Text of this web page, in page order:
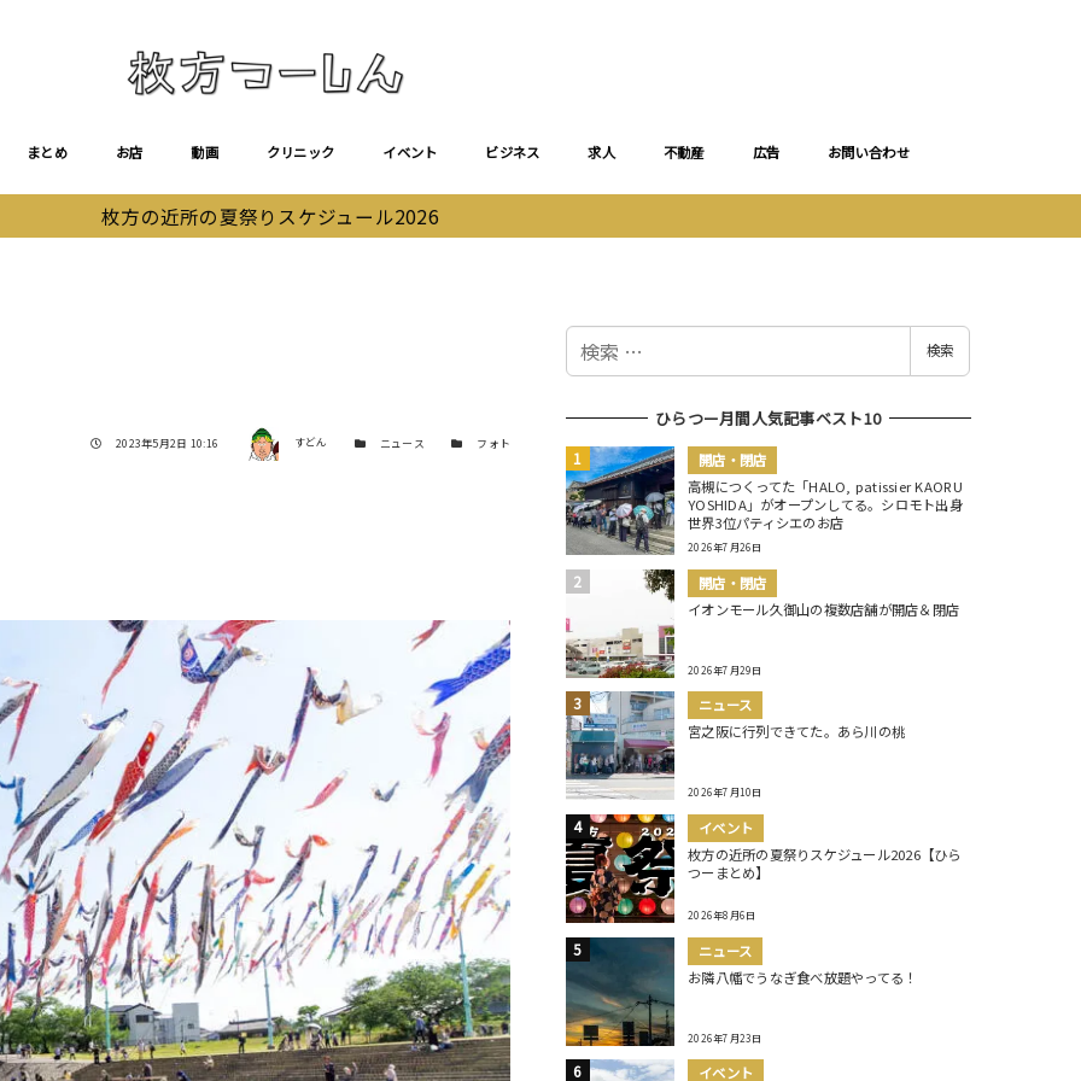
まとめ お店 動画 クリニック イベント ビジネス 求人 不動産 広告 お問い合わせ
枚方の近所の夏祭りスケジュール2026
投稿日
2023年5月2日 10:16 著者 すどん カテゴリー
ニュース カテゴリー
フォト
検
検索
ひらつー月間人気記事ベスト10
開店・閉店
高槻につくってた「HALO, patissier KAORU
YOSHIDA」がオープンしてる。シロモト出身
世界3位パティシエのお店
2026年7月26日
開店・閉店
イオンモール久御山の複数店舗が開店＆閉店
2026年7月29日
ニュース
宮之阪に行列できてた。あら川の桃
2026年7月10日
イベント
枚方の近所の夏祭りスケジュール2026【ひら
つーまとめ】
2026年8月6日
ニュース
お隣八幡でうなぎ食べ放題やってる！
2026年7月23日
イベント